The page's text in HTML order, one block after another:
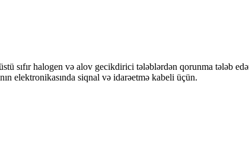
sıfır halogen və alov gecikdirici tələblərdən qorunma tələb
elektronikasında siqnal və idarəetmə kabeli üçün.